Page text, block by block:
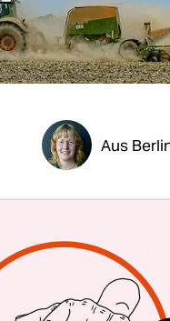
Aus
Dürre wird
die Wälder,